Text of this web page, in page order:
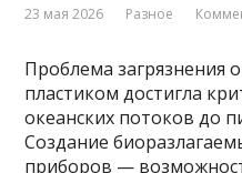
23 мая 2026 Разное
Проблема загрязнения
пластиком достигла
океанских потоков до
Создание
приборов —